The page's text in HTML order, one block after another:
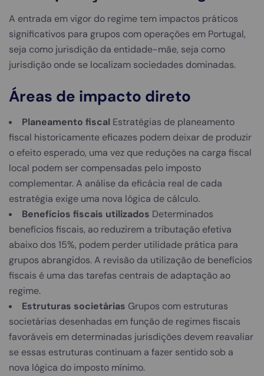
A entrada em vigor do regime tem impactos práticos
significativos para grupos com operações em Portugal,
seja como jurisdição da entidade-mãe, seja como
jurisdição onde se localizam sociedades dominadas.
Áreas de impacto direto
Planeamento fiscal Estratégias de planeamento
fiscal historicamente eficazes podem deixar de produzir
o efeito esperado, uma vez que reduções na carga fiscal
local podem ser compensadas pelo imposto
complementar. A análise da eficácia real de cada
estratégia exige uma nova lógica de cálculo.
Benefícios fiscais utilizados Determinados
benefícios fiscais, ao reduzirem a tributação efetiva
abaixo dos 15%, podem perder utilidade prática para
grupos abrangidos. A revisão da utilização de benefícios
fiscais é uma das tarefas centrais de adaptação ao
regime.
Estruturas societárias Grupos com estruturas
societárias desenhadas em função de regimes fiscais
favoráveis em determinadas jurisdições devem reavaliar
se essas estruturas continuam a fazer sentido sob a
nova lógica do imposto mínimo.